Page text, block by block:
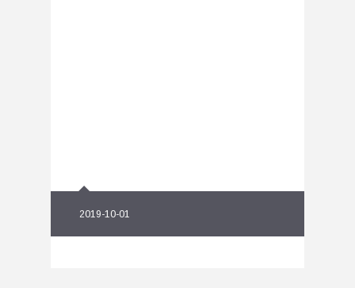
2019-10-01